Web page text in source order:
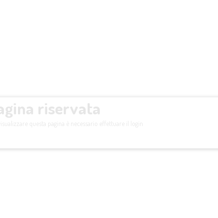
riservata
questa pagina è necessario effettuare il login